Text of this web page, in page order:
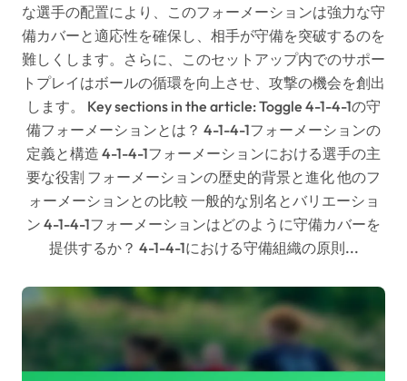
な選手の配置により、このフォーメーションは強力な守
備カバーと適応性を確保し、相手が守備を突破するのを
難しくします。さらに、このセットアップ内でのサポー
トプレイはボールの循環を向上させ、攻撃の機会を創出
します。 Key sections in the article: Toggle 4-1-4-1の守
備フォーメーションとは？ 4-1-4-1フォーメーションの
定義と構造 4-1-4-1フォーメーションにおける選手の主
要な役割 フォーメーションの歴史的背景と進化 他のフ
ォーメーションとの比較 一般的な別名とバリエーショ
ン 4-1-4-1フォーメーションはどのように守備カバーを
提供するか？ 4-1-4-1における守備組織の原則...